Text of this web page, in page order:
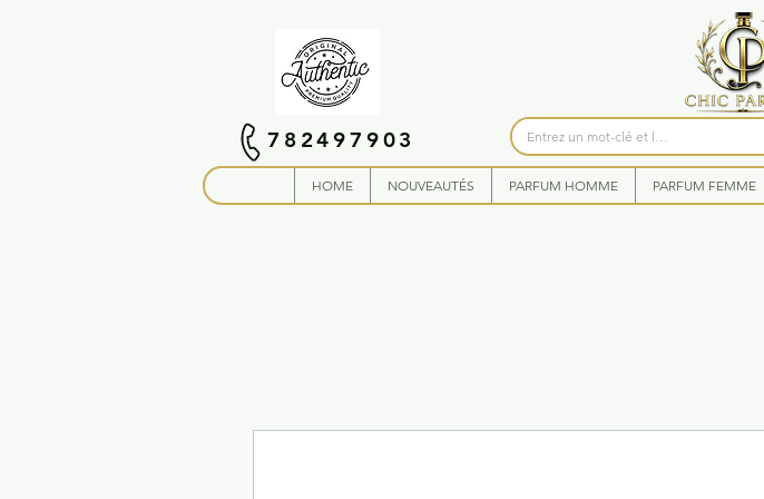
782497903
HOME NOUVEAUTÉS PARFUM HOMME PARFUM FEMME